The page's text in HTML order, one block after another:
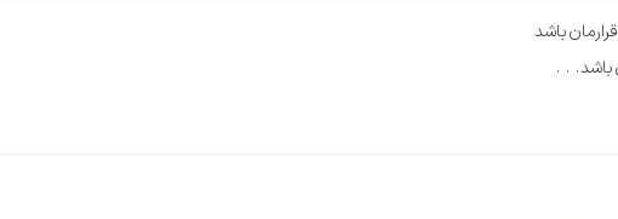
باشد
باشد . . .